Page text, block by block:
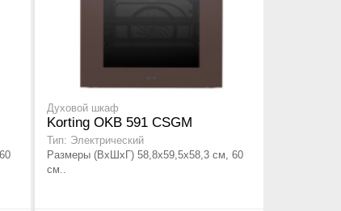
Духовой шкаф
Korting OKB 591 CSGM
Тип: Электрический
Размеры (ВхШхГ) 58,8х59,5х58,3 см, 60
см..